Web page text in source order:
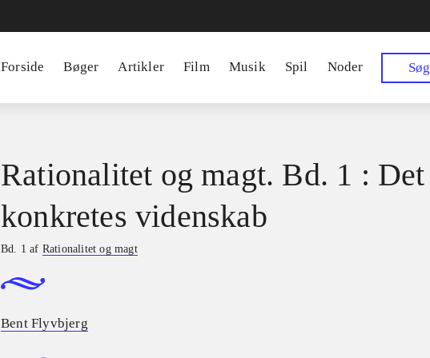
Forside Bøger Artikler Film Musik Spil Noder Søg
Rationalitet og magt. Bd. 1 : Det
konkretes videnskab
Bd. 1 af Rationalitet og magt
Bent Flyvbjerg